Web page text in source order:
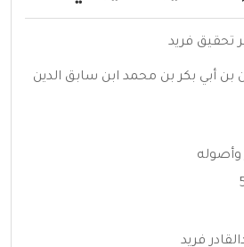
تحقيق فريد
بن أبي بكر بن محمد ابن سابق الدين
وأصوله
فريد